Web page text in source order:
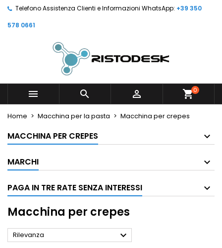
Telefono Assistenza Clienti e Informazioni WhatsApp: +39 350
578 0661
   shopping_cart0
Home Macchina per la pasta Macchina per crepes
MACCHINA PER CREPES
MARCHI
PAGA IN TRE RATE SENZA INTERESSI
Macchina per crepes
Rilevanza 